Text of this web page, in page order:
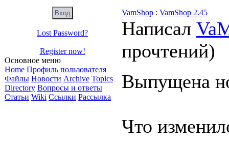
Lost Password?
Register now!
Основное меню
Home Профиль пользователя
Файлы Новости Archive Topics
Directory Вопросы и ответы
Статьи Wiki Ссылки Рассылка
VamShop : VamShop 2.45
Написал
прочтений)
Выпущена
Что